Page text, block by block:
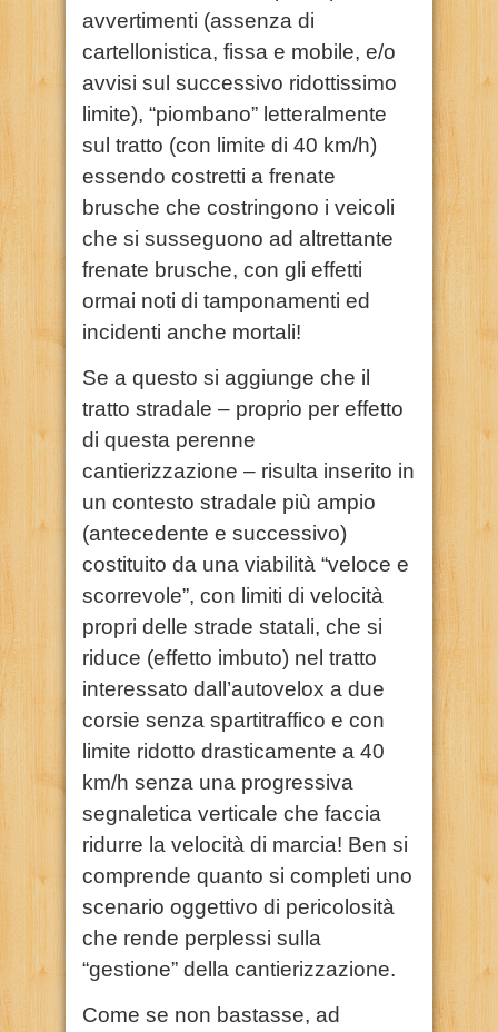
avvertimenti (assenza di
cartellonistica, fissa e mobile, e/o
avvisi sul successivo ridottissimo
limite), “piombano” letteralmente
sul tratto (con limite di 40 km/h)
essendo costretti a frenate
brusche che costringono i veicoli
che si susseguono ad altrettante
frenate brusche, con gli effetti
ormai noti di tamponamenti ed
incidenti anche mortali!
Se a questo si aggiunge che il
tratto stradale – proprio per effetto
di questa perenne
cantierizzazione – risulta inserito in
un contesto stradale più ampio
(antecedente e successivo)
costituito da una viabilità “veloce e
scorrevole”, con limiti di velocità
propri delle strade statali, che si
riduce (effetto imbuto) nel tratto
interessato dall’autovelox a due
corsie senza spartitraffico e con
limite ridotto drasticamente a 40
km/h senza una progressiva
segnaletica verticale che faccia
ridurre la velocità di marcia! Ben si
comprende quanto si completi uno
scenario oggettivo di pericolosità
che rende perplessi sulla
“gestione” della cantierizzazione.
Come se non bastasse, ad